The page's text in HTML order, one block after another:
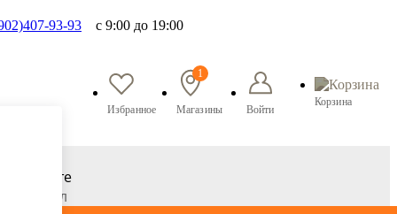
93-93 с 9:00 до 19:00
Избранное Магазины
1
Войти
Корзина
Читайте
журнал